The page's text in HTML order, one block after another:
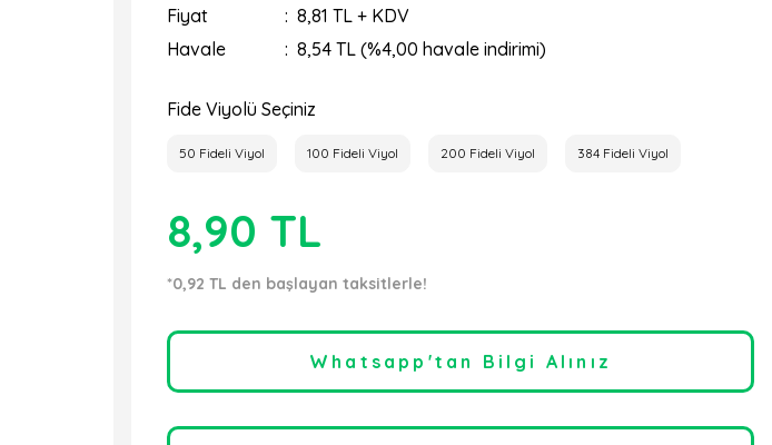
Fiyat
8,81 TL + KDV
Havale
8,54 TL (%4,00 havale indirimi)
Fide Viyolü Seçiniz
50 Fideli Viyol 100 Fideli Viyol 200 Fideli Viyol 384 Fideli Viyol
8,90 TL
*0,92 TL den başlayan taksitlerle!
Whatsapp'tan Bilgi Alınız